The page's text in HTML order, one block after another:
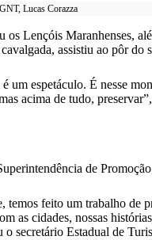
Lucas Corazza
os Lençóis Maranhenses,
assistiu ao pôr
um espetáculo. É nesse
acima de tudo,
de
temos feito um trabalho
as cidades, nossas
secretário Estadual de